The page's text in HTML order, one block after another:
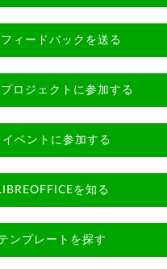
フィードバックを送る
プロジェクトに参加する
イベントに参加する
を知る
ンプレートを探す